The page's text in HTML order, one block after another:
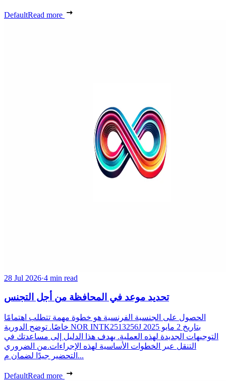
DefaultRead more
28 Jul 2026·4 min read
تحديد موعد في المحافظة من أجل التجنس
الحصول على الجنسية الفرنسية هو خطوة مهمة تتطلب اهتمامًا
خاصًا. توضح الدورية NOR INTK2513256J بتاريخ 2 مايو 2025
التوجيهات الجديدة لهذه العملية. يهدف هذا الدليل إلى مساعدتك في
التنقل عبر الخطوات الأساسية لهذه الإجراءات.من الضروري
التحضير جيدًا لضمان م...
DefaultRead more